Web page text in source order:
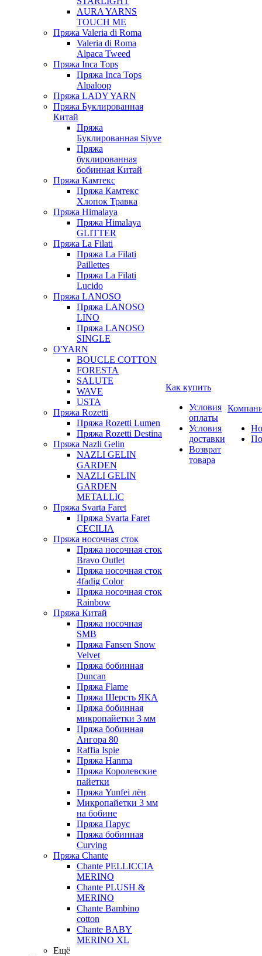
AURA YARNS
TOUCH ME
Пряжа Valeria di Roma
Valeria di Roma
Alpaca Tweed
Пряжа Inca Tops
Пряжа Inca Tops
Alpaloop
Пряжа LADY YARN
Пряжа Буклированная
Китай
Пряжа
Буклированная Siyve
Пряжа
буклированная
бобинная Китай
Пряжа Камтекс
Пряжа Камтекс
Хлопок Травка
Пряжа Himalaya
Пряжа Himalaya
GLITTER
Пряжа La Filati
Пряжа La Filati
Paillettes
Пряжа La Filati
Lucido
Пряжа LANOSO
Пряжа LANOSO
LINO
Пряжа LANOSO
SINGLE
O'YARN
BOUCLE COTTON
FORESTA
SALUTE
WAVE
USTA
Пряжа Rozetti
Пряжа Rozetti Lumen
Пряжа Rozetti Destina
Пряжа Nazli Gelin
NAZLI GELIN
GARDEN
NAZLI GELIN
GARDEN
METALLIC
Пряжа Svarta Faret
Пряжа Svarta Faret
CECILIA
Пряжа носочная сток
Пряжа носочная сток
Bravo Outlet
Пряжа носочная сток
4fadig Color
Пряжа носочная сток
Rainbow
Пряжа Китай
Пряжа носочная
SMB
Пряжа Fansen Snow
Velvet
Пряжа бобинная
Duncan
Пряжа Flame
Пряжа Шерсть ЯКА
Пряжа бобинная
микропайетки 3 мм
Пряжа бобинная
Ангора 80
Raffia Ispie
Пряжа Hanma
Пряжа Королевские
пайетки
Пряжа Yunfei лён
Микропайетки 3 мм
на бобине
Пряжа Парус
Пряжа бобинная
Curving
Пряжа Chante
Chante PELLICCIA
MERINO
Chante PLUSH &
MERINO
Chante Bambino
cotton
Chante BABY
MERINO XL
Ещё
Как купить
Условия
оплаты
Условия
доставки
Возврат
товара